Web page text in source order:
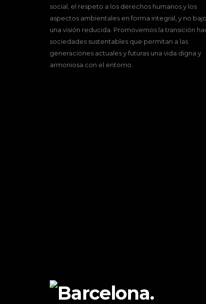
social, el respeto a los derechos humanos y los
aspectos ambientales en forma integral, y no bajo
una visión reducida. Promovemos la transición
sociedades sustentables que permitan a las
generaciones actuales y futuras una vida digna y
armoniosa con el entorno.